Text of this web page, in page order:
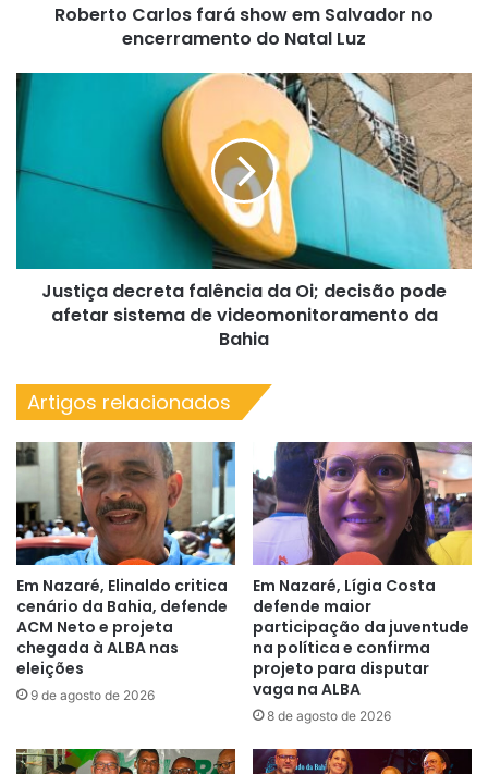
Roberto Carlos fará show em Salvador no
encerramento do Natal Luz
Justiça
decreta
falência
da
Oi;
decisão
sistema
videomonitoramento
Justiça decreta falência da Oi; decisão pode
afetar sistema de videomonitoramento da
Bahia
Artigos relacionados
Em Nazaré, Elinaldo critica
cenário da Bahia, defende
ACM Neto e projeta
chegada à ALBA nas
eleições
9 de agosto de 2026
Em Nazaré, Lígia Costa
defende maior
participação da juventude
na política e confirma
projeto para disputar
vaga na ALBA
8 de agosto de 2026